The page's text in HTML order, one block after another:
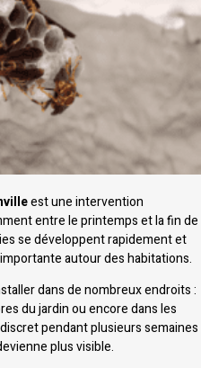
est une intervention
entre le printemps et la fin de
se développent rapidement et
autour des habitations.
dans de nombreux endroits :
du jardin ou encore dans les
pendant plusieurs semaines
plus visible.